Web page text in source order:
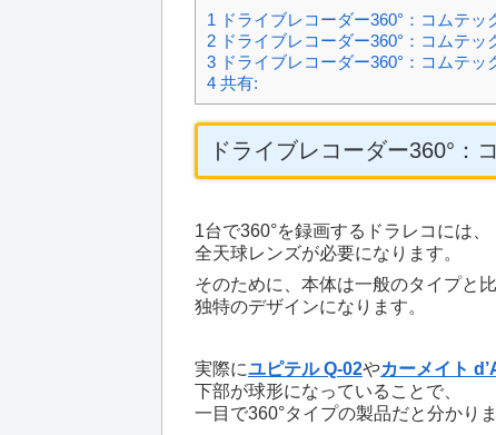
1 ドライブレコーダー360°：コムテ
2 ドライブレコーダー360°：コムテ
3 ドライブレコーダー360°：コムテッ
4 共有:
ドライブレコーダー360°：
1台で360°を録画するドラレコには、
全天球レンズが必要になります。
そのために、本体は一般のタイプと
独特のデザインになります。
実際にユピテル Q-02やカーメイト
下部が球形になっていることで、
一目で360°タイプの製品だと分かりま